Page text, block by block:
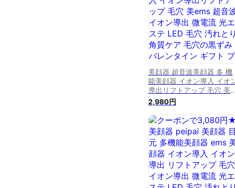
美顔器 超音波美顔器 多 機
能美顔器 イオン導入 イオ
導出リフトアップ 毛穴 美
ems 超音波 イオン導出 微
電流 光エステ LED 毛穴 汚
れとり 角質ケア 毛穴の黒ず
み バレンタイン ギフト プ
レゼント 母の日 敬老の日
2,980円